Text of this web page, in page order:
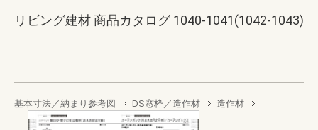
リビング建材 商品カタログ 1040-1041(1042-1043)
基本寸法／納まり参考図 DS窓枠／造作材 造作材